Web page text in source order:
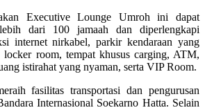
Executive Lounge Umroh ini dapat
dari 100 jamaah dan diperlengkapi
internet nirkabel, parkir kendaraan yang
locker room, tempat khusus carging, ATM,
istirahat yang nyaman, serta VIP Room.
fasilitas transportasi dan pengurusan
Internasional Soekarno Hatta. Selain